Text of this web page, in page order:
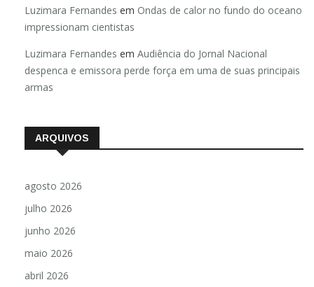
Luzimara Fernandes em Ondas de calor no fundo do oceano
impressionam cientistas
Luzimara Fernandes em Audiência do Jornal Nacional
despenca e emissora perde força em uma de suas principais
armas
ARQUIVOS
agosto 2026
julho 2026
junho 2026
maio 2026
abril 2026